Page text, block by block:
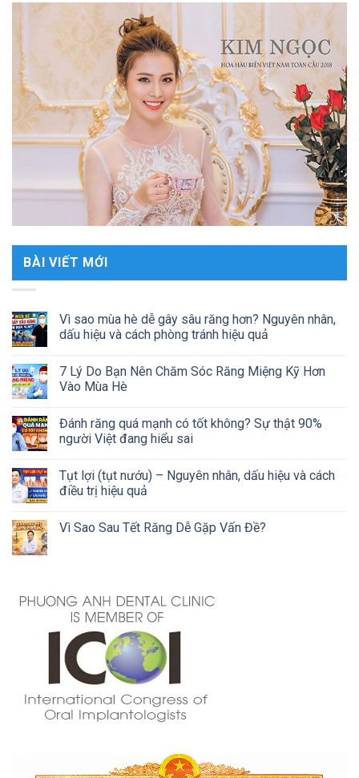
BÀI VIẾT MỚI
Vì sao mùa hè dễ gây sâu răng hơn? Nguyên nhân,
dấu hiệu và cách phòng tránh hiệu quả
7 Lý Do Bạn Nên Chăm Sóc Răng Miệng Kỹ Hơn
Vào Mùa Hè
Đánh răng quá mạnh có tốt không? Sự thật 90%
người Việt đang hiểu sai
Tụt lợi (tụt nướu) – Nguyên nhân, dấu hiệu và cách
điều trị hiệu quả
Vì Sao Sau Tết Răng Dễ Gặp Vấn Đề?